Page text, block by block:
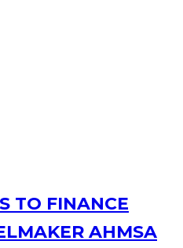
TO FINANCE
AHMSA